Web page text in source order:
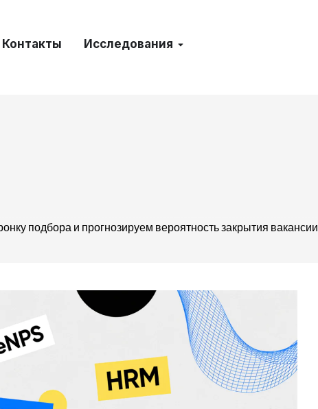
Контакты Исследования
подбора и прогнозируем вероятность закрытия вакансии